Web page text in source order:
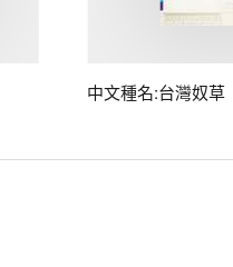
中文種名:台灣奴草